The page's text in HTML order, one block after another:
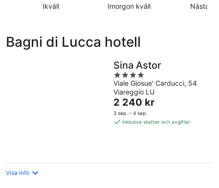
Ikväll
Bagni
Imorgon kväll
Bagni
Lucca
imorgon
natt,
aug.
Nästa
nästa
-
Bagni di Lucca hotell
Sina Astor
4
out
of
5
Viale Giosue' Carducci, 54
Viareggio LU
Priset
är
2 240 kr
2 240 kr
3 sep. – 4 sep.
inklusive skatter och avgifter
Visa info